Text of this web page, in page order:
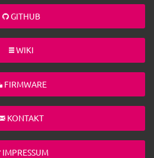
GITHUB
WIKI
FIRMWARE
KONTAKT
IMPRESSUM